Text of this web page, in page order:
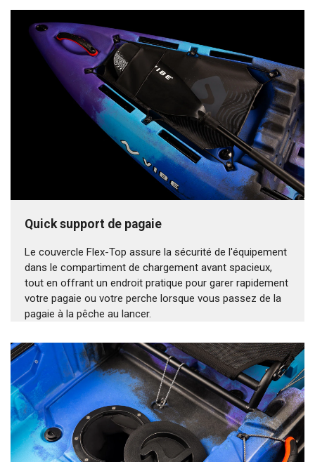
Quick support de pagaie
Le couvercle Flex-Top assure la sécurité de l'équipement
dans le compartiment de chargement avant spacieux,
tout en offrant un endroit pratique pour garer rapidement
votre pagaie ou votre perche lorsque vous passez de la
pagaie à la pêche au lancer.